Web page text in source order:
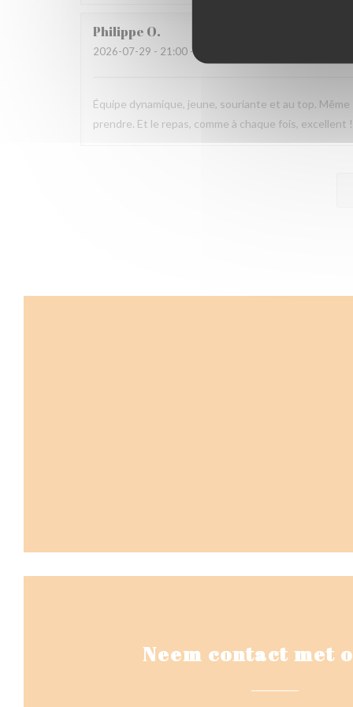
Philippe O
2026-07-29 - 21:00 - Gasten 2
Équipe dynamique, jeune, souriante et au top.
prendre. Et le repas, comme à chaque fois,
Neem contact met